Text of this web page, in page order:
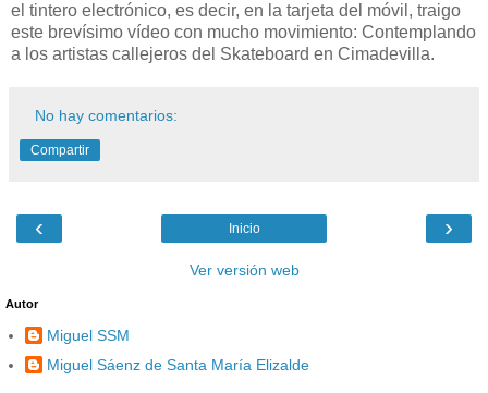
el tintero electrónico, es decir, en la tarjeta del móvil, traigo
este brevísimo vídeo con mucho movimiento: Contemplando
a los artistas callejeros del Skateboard en Cimadevilla.
No hay comentarios:
Compartir
‹ ›
Inicio
Ver versión web
Autor
Miguel SSM
Miguel Sáenz de Santa María Elizalde